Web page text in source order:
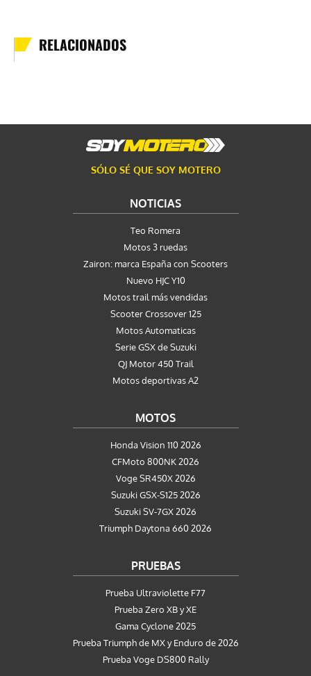
RELACIONADOS
SÓLO SÉ QUE SOY MOTERO
NOTICIAS
Teo Romera
Motos 3 ruedas
Zairon: marca España con Scooters
Nuevo HJC Y10
Motos trail más vendidas
Scooter Crossover 125
Motos Automaticas
Serie GSX de Suzuki
QJ Motor 450 Trail
Motos deportivas A2
MOTOS
Honda Vision 110 2026
CFMoto 800NK 2026
Voge SR450X 2026
Suzuki GSX-S125 2026
Suzuki SV-7GX 2026
Triumph Daytona 660 2026
PRUEBAS
Prueba Ultraviolette F77
Prueba Zero XB y XE
Gama Cyclone 2025
Prueba Triumph de MX y Enduro de 2026
Prueba Voge DS800 Rally